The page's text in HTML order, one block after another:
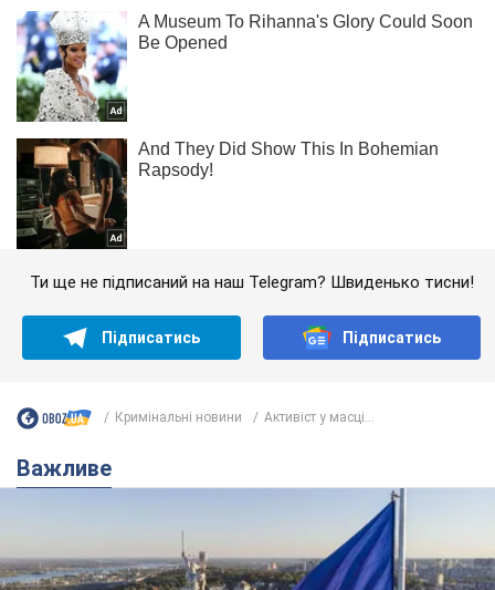
Ти ще не підписаний на наш Telegram? Швиденько тисни!
Підписатись Підписатись
Кримінальні новини Активіст у масці...
Важливе